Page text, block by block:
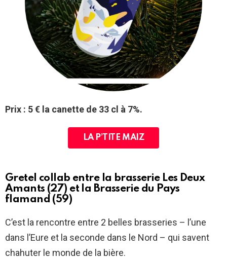
Prix : 5 € la canette de 33 cl à 7%.
LA P’TITE MAIZ
Gretel collab entre la brasserie Les Deux
Amants (27) et la Brasserie du Pays
flamand (59)
C’est la rencontre entre 2 belles brasseries – l’une
dans l’Eure et la seconde dans le Nord – qui savent
chahuter le monde de la bière.